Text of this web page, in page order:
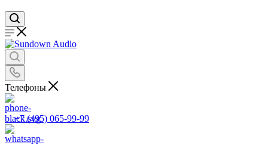
Телефоны
+7 (495) 065-99-99